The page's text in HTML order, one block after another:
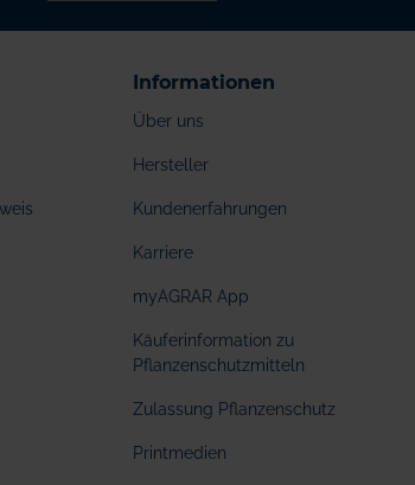
Informationen
Über uns
Hersteller
Kundenerfahrungen
Karriere
myAGRAR App
Käuferinformation zu
Pflanzenschutzmitteln
Zulassung Pflanzenschutz
Printmedien